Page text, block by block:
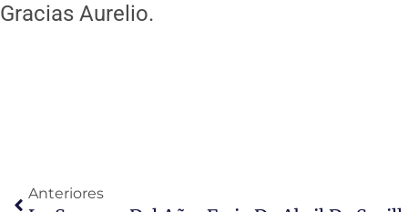
Gracias Aurelio.
Anteriores